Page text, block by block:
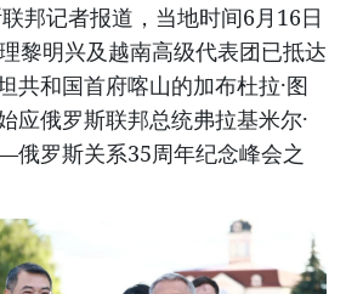
邦记者报道，当地时间6月16日
黎明兴及越南高级代表团已抵达
共和国首府喀山的加布杜拉·图
应俄罗斯联邦总统弗拉基米尔·
俄罗斯关系35周年纪念峰会之